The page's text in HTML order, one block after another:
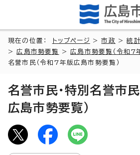
現在の位置： トップページ >市政 >統
>広島市勢要覧 >広島市勢要覧（令和7
名誉市民（令和7年版広島市勢要覧）
名誉市民・特別名誉市
広島市勢要覧）